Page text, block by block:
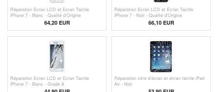
Réparation Ecran LCD et Ecran Tactile
iPhone 7 - Blanc - Qualité d'Origine
64,20 EUR
Réparation Ecran LCD et Ecran Tactile
iPhone 7 - Noir - Qualité d'Origine
66,10 EUR
Réparation Ecran LCD et Ecran Tactile
iPhone 7 - Blanc - Grade A
Réparation vitre d'écran et écran tactile iPad
Air - Noir